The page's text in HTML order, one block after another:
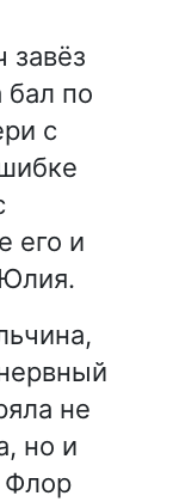
завёз
бал по
с
его и
не
но и
Флор